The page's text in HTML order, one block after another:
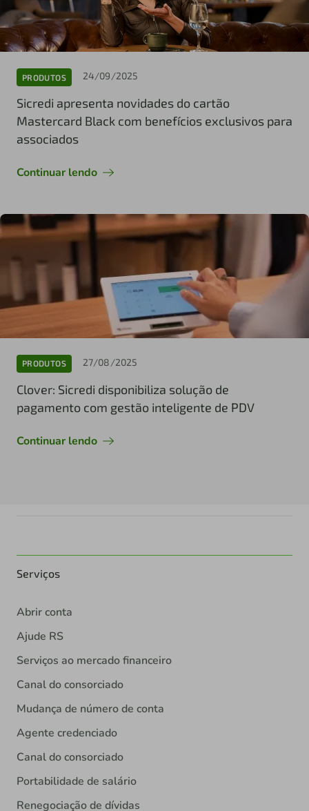
PRODUTOS 24/09/2025
Sicredi apresenta novidades do cartão
Mastercard Black com benefícios exclusivos para
associados
Continuar lendo
PRODUTOS 27/08/2025
Clover: Sicredi disponibiliza solução de
pagamento com gestão inteligente de PDV
Continuar lendo
Serviços
Abrir conta
Ajude RS
Serviços ao mercado financeiro
Canal do consorciado
Mudança de número de conta
Agente credenciado
Canal do consorciado
Portabilidade de salário
Renegociação de dívidas